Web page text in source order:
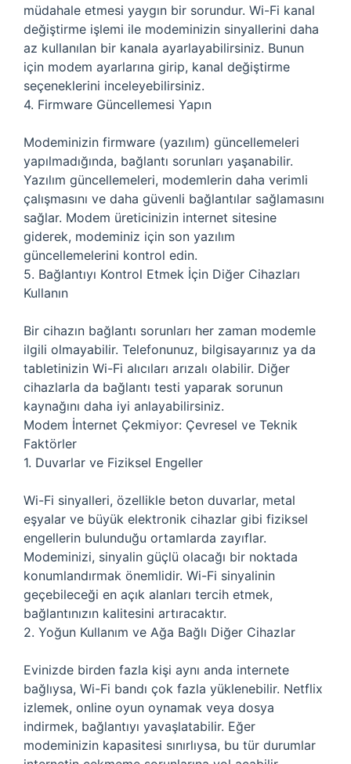
müdahale etmesi yaygın bir sorundur. Wi-Fi kanal
değiştirme işlemi ile modeminizin sinyallerini daha
az kullanılan bir kanala ayarlayabilirsiniz. Bunun
için modem ayarlarına girip, kanal değiştirme
seçeneklerini inceleyebilirsiniz.
4. Firmware Güncellemesi Yapın
Modeminizin firmware (yazılım) güncellemeleri
yapılmadığında, bağlantı sorunları yaşanabilir.
Yazılım güncellemeleri, modemlerin daha verimli
çalışmasını ve daha güvenli bağlantılar sağlamasını
sağlar. Modem üreticinizin internet sitesine
giderek, modeminiz için son yazılım
güncellemelerini kontrol edin.
5. Bağlantıyı Kontrol Etmek İçin Diğer Cihazları
Kullanın
Bir cihazın bağlantı sorunları her zaman modemle
ilgili olmayabilir. Telefonunuz, bilgisayarınız ya da
tabletinizin Wi-Fi alıcıları arızalı olabilir. Diğer
cihazlarla da bağlantı testi yaparak sorunun
kaynağını daha iyi anlayabilirsiniz.
Modem İnternet Çekmiyor: Çevresel ve Teknik
Faktörler
1. Duvarlar ve Fiziksel Engeller
Wi-Fi sinyalleri, özellikle beton duvarlar, metal
eşyalar ve büyük elektronik cihazlar gibi fiziksel
engellerin bulunduğu ortamlarda zayıflar.
Modeminizi, sinyalin güçlü olacağı bir noktada
konumlandırmak önemlidir. Wi-Fi sinyalinin
geçebileceği en açık alanları tercih etmek,
bağlantınızın kalitesini artıracaktır.
2. Yoğun Kullanım ve Ağa Bağlı Diğer Cihazlar
Evinizde birden fazla kişi aynı anda internete
bağlıysa, Wi-Fi bandı çok fazla yüklenebilir. Netflix
izlemek, online oyun oynamak veya dosya
indirmek, bağlantıyı yavaşlatabilir. Eğer
modeminizin kapasitesi sınırlıysa, bu tür durumlar